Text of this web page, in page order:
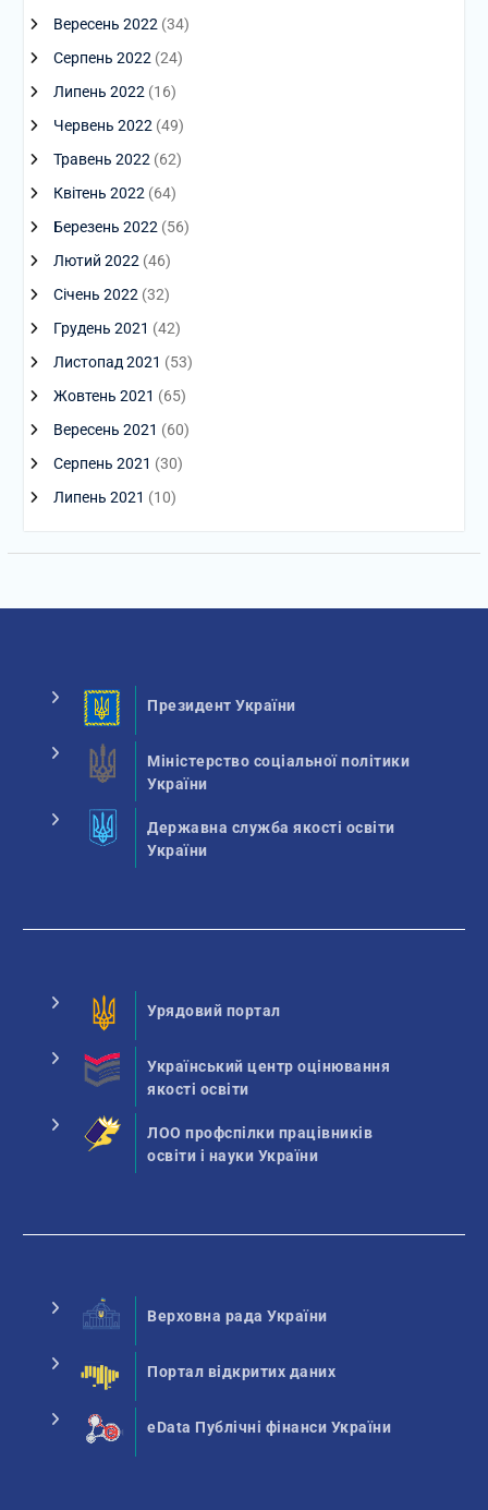
Вересень 2022 (34)
Серпень 2022 (24)
Липень 2022 (16)
Червень 2022 (49)
Травень 2022 (62)
Квітень 2022 (64)
Березень 2022 (56)
Лютий 2022 (46)
Січень 2022 (32)
Грудень 2021 (42)
Листопад 2021 (53)
Жовтень 2021 (65)
Вересень 2021 (60)
Серпень 2021 (30)
Липень 2021 (10)
Президент України
Міністерство соціальної політики
України
Державна служба якості освіти
України
Урядовий портал
Український центр оцінювання
якості освіти
ЛОО профспілки працівників
освіти і науки України
Верховна рада України
Портал відкритих даних
eData Публічні фінанси України